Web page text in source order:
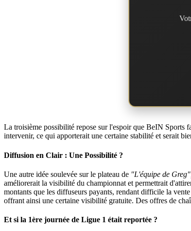
La troisième possibilité repose sur l'espoir que BeIN Sports
intervenir, ce qui apporterait une certaine stabilité et serait
Diffusion en Clair : Une Possibilité ?
Une autre idée soulevée sur le plateau de "L'équipe de Greg",
améliorerait la visibilité du championnat et permettrait
montants que les diffuseurs payants, rendant difficile la
offrant ainsi une certaine visibilité gratuite. Des offres de
Et si la 1ère journée de Ligue 1 était reportée ?